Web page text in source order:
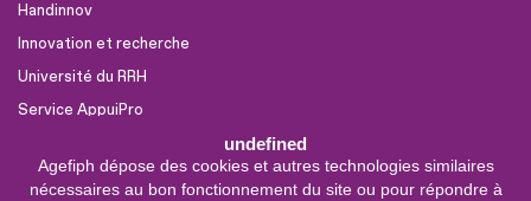
undefined
Agefiph dépose des cookies et autres technologies similaires
nécessaires au bon fonctionnement du site ou pour répondre à
Handinnov
Innovation et recherche
Université du RRH
Service AppuiPro
Nous suivre